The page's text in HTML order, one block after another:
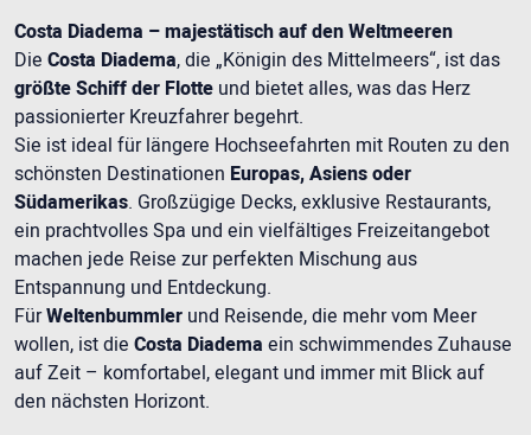
Costa Diadema – majestätisch auf den Weltmeeren
Die Costa Diadema, die „Königin des Mittelmeers“, ist das
größte Schiff der Flotte und bietet alles, was das Herz
passionierter Kreuzfahrer begehrt.
Sie ist ideal für längere Hochseefahrten mit Routen zu den
schönsten Destinationen Europas, Asiens oder
Südamerikas. Großzügige Decks, exklusive Restaurants,
ein prachtvolles Spa und ein vielfältiges Freizeitangebot
machen jede Reise zur perfekten Mischung aus
Entspannung und Entdeckung.
FürWeltenbummler und Reisende, die mehr vom Meer
wollen, ist die Costa Diadema ein schwimmendes Zuhause
auf Zeit – komfortabel, elegant und immer mit Blick auf
den nächsten Horizont.